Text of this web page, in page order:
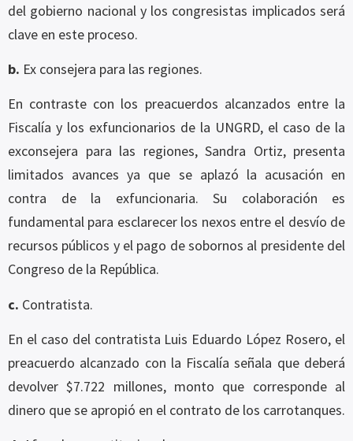
del gobierno nacional y los congresistas implicados será
clave en este proceso.
b. Ex consejera para las regiones.
En contraste con los preacuerdos alcanzados entre la
Fiscalía y los exfuncionarios de la UNGRD, el caso de la
exconsejera para las regiones, Sandra Ortiz, presenta
limitados avances ya que se aplazó la acusación en
contra de la exfuncionaria. Su colaboración es
fundamental para esclarecer los nexos entre el desvío de
recursos públicos y el pago de sobornos al presidente del
Congreso de la República.
c. Contratista.
En el caso del contratista Luis Eduardo López Rosero, el
preacuerdo alcanzado con la Fiscalía señala que deberá
devolver $7.722 millones, monto que corresponde al
dinero que se apropió en el contrato de los carrotanques.